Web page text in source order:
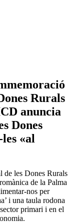
Rurals
anuncia
Dones
«al
de les Dones Rurals
de la Palma
nos per
i una taula rodona
primari i en el